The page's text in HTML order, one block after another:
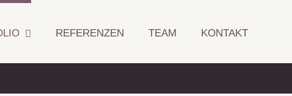
REFERENZEN TEAM KONTAKT